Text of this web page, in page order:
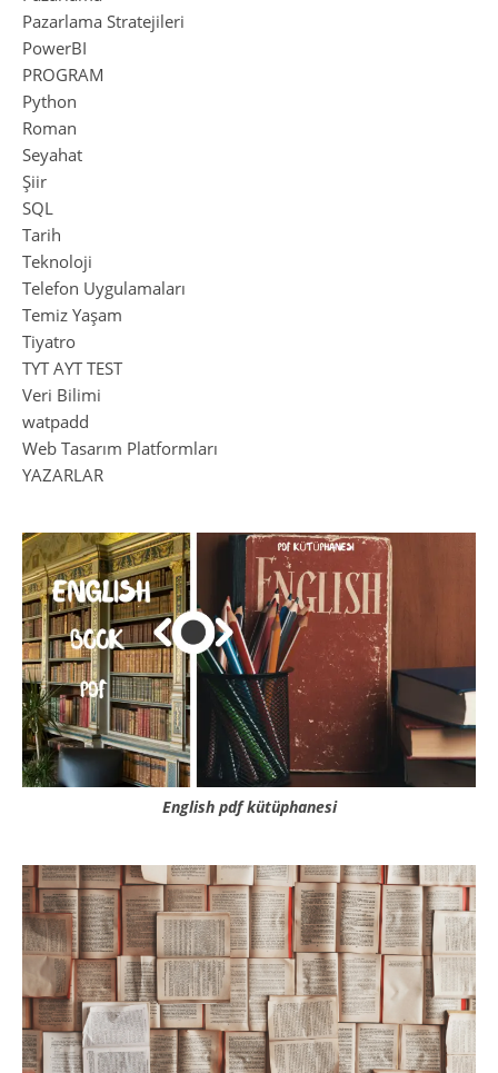
Pazarlama Stratejileri
PowerBI
PROGRAM
Python
Roman
Seyahat
Şiir
SQL
Tarih
Teknoloji
Telefon Uygulamaları
Temiz Yaşam
Tiyatro
TYT AYT TEST
Veri Bilimi
watpadd
Web Tasarım Platformları
YAZARLAR
English pdf kütüphanesi